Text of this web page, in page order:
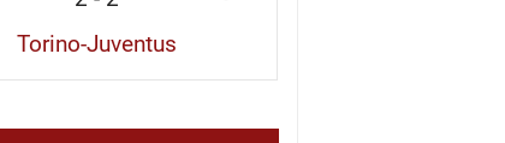
Torino-Juventus